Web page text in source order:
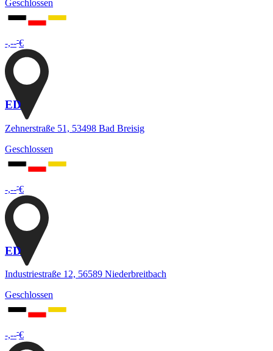
Geschlossen
-,---€
ED
Zehnerstraße 51, 53498 Bad Breisig
Geschlossen
-,---€
ED
Industriestraße 12, 56589 Niederbreitbach
Geschlossen
-,---€